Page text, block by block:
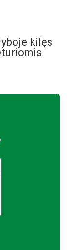
kilęs